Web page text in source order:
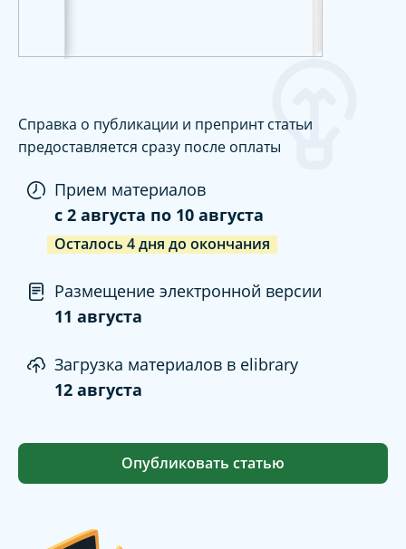
Справка о публикации и препринт статьи
предоставляется сразу после оплаты
Прием материалов
c 2 августа по 10 августа
Осталось 4дня до окончания
Размещение электронной версии
11 августа
Загрузка материалов в elibrary
12 августа
Опубликовать статью